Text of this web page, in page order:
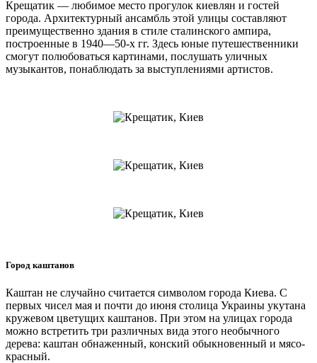
Крещатик — любимое место прогулок киевлян и гостей
города. Архитектурный ансамбль этой улицы составляют
преимущественно здания в стиле сталинского ампира,
построенные в 1940—50-х гг. Здесь юные путешественники
смогут полюбоваться картинами, послушать уличных
музыкантов, понаблюдать за выступлениями артистов.
Город каштанов
Каштан не случайно считается символом города Киева. С
первых чисел мая и почти до июня столица Украины укутана
кружевом цветущих каштанов. При этом на улицах города
можно встретить три различных вида этого необычного
дерева: каштан обнаженный, конский обыкновенный и мясо-
красный.